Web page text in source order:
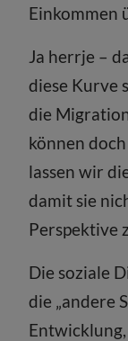
Einkommen
Ja herrje –
diese Kurve
die
können
lassen wir
damit sie
Perspektive
Die soziale
die „andere